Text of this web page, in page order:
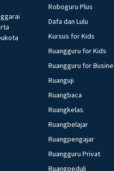
Roboguru Plus
Dafa dan Lulu
Kursus for Kids
Ruangguru for Kids
Ruangguru for
Ruanguji
Ruangbaca
Ruangkelas
Ruangbelajar
Ruangpengajar
Ruangguru Privat
Ruangpeduli